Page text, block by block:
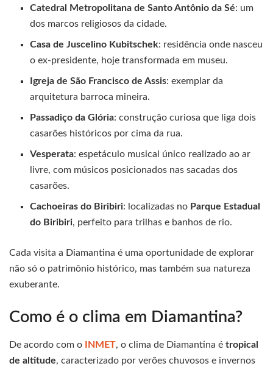
Catedral Metropolitana de Santo Antônio da Sé: um
dos marcos religiosos da cidade.
Casa de Juscelino Kubitschek: residência onde nasceu
o ex-presidente, hoje transformada em museu.
Igreja de São Francisco de Assis: exemplar da
arquitetura barroca mineira.
Passadiço da Glória: construção curiosa que liga dois
casarões históricos por cima da rua.
Vesperata: espetáculo musical único realizado ao ar
livre, com músicos posicionados nas sacadas dos
casarões.
Cachoeiras do Biribiri: localizadas no Parque Estadual
do Biribiri, perfeito para trilhas e banhos de rio.
Cada visita a Diamantina é uma oportunidade de explorar
não só o patrimônio histórico, mas também sua natureza
exuberante.
Como é o clima em Diamantina?
De acordo com o INMET, o clima de Diamantina é tropical
de altitude, caracterizado por verões chuvosos e invernos